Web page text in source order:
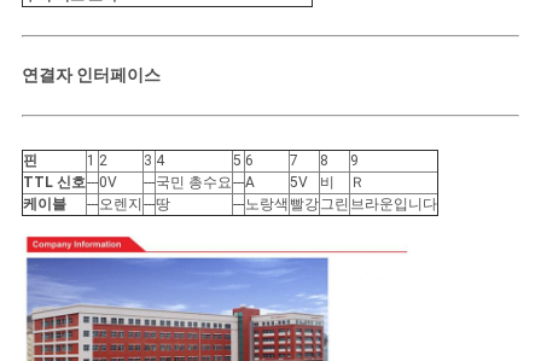
연결자 인터페이스
핀 1 2 3 4 5 6 7 8
9
TTL 신호---0V ---국민 총수요---A 5V 비
Ｒ
케이블
---오렌지 ---땅 ---노랑색 빨강그린 브라운입니다